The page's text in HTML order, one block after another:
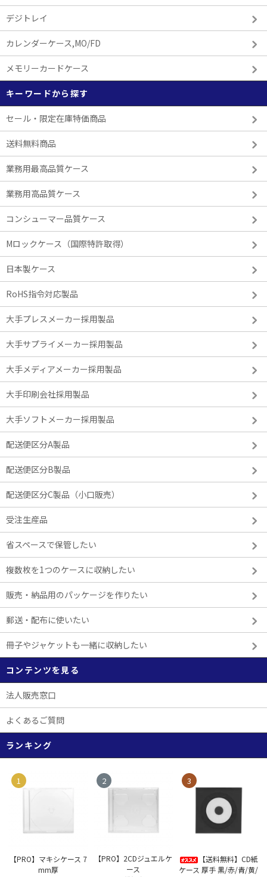
デジトレイ
カレンダーケース,MO/FD
メモリーカードケース
キーワードから探す
セール・限定在庫特価商品
送料無料商品
業務用最高品質ケース
業務用高品質ケース
コンシューマー品質ケース
Mロックケース（国際特許取得）
日本製ケース
RoHS指令対応製品
大手プレスメーカー採用製品
大手サプライメーカー採用製品
大手メディアメーカー採用製品
大手印刷会社採用製品
大手ソフトメーカー採用製品
配送便区分A製品
配送便区分B製品
配送便区分C製品（小口販売）
受注生産品
省スペースで保管したい
複数枚を1つのケースに収納したい
販売・納品用のパッケージを作りたい
郵送・配布に使いたい
冊子やジャケットも一緒に収納したい
コンテンツを見る
法人販売窓口
よくあるご質問
ランキング
1
【PRO】マキシケース 7
mm厚
2
【PRO】2CDジュエルケ
ース
3
【送料無料】CD紙
ケース 厚手 黒/赤/青/黄/